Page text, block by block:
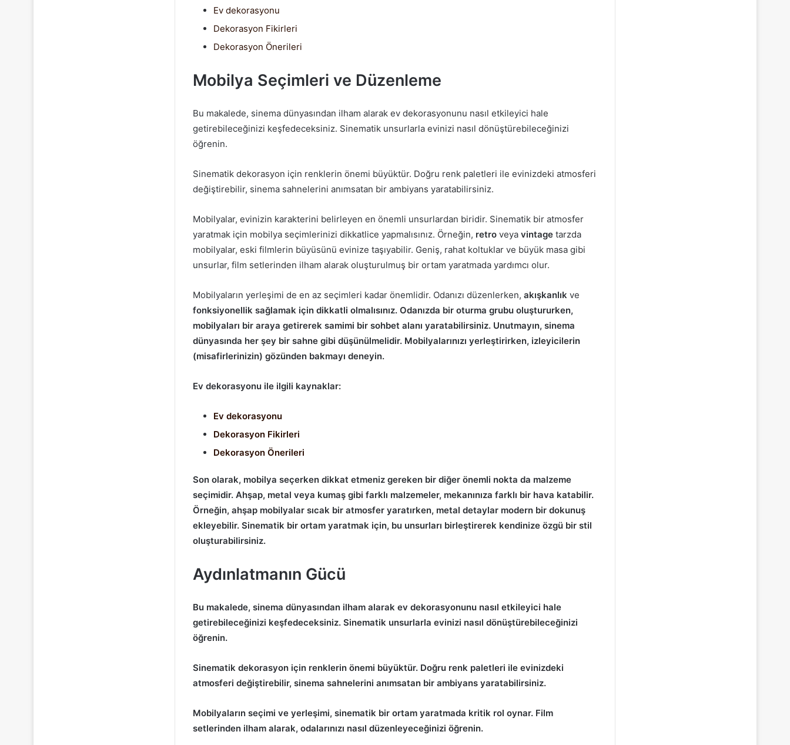
Ev dekorasyonu
Dekorasyon Fikirleri
Dekorasyon Önerileri
Mobilya Seçimleri ve Düzenleme
Bu makalede, sinema dünyasından ilham alarak ev dekorasyonunu nasıl etkileyici hale
getirebileceğinizi keşfedeceksiniz. Sinematik unsurlarla evinizi nasıl dönüştürebileceğinizi
öğrenin.
Sinematik dekorasyon için renklerin önemi büyüktür. Doğru renk paletleri ile evinizdeki atmosferi
değiştirebilir, sinema sahnelerini anımsatan bir ambiyans yaratabilirsiniz.
Mobilyalar, evinizin karakterini belirleyen en önemli unsurlardan biridir. Sinematik bir atmosfer
yaratmak için mobilya seçimlerinizi dikkatlice yapmalısınız. Örneğin, retro veya vintage tarzda
mobilyalar, eski filmlerin büyüsünü evinize taşıyabilir. Geniş, rahat koltuklar ve büyük masa gibi
unsurlar, film setlerinden ilham alarak oluşturulmuş bir ortam yaratmada yardımcı olur.
Mobilyaların yerleşimi de en az seçimleri kadar önemlidir. Odanızı düzenlerken, akışkanlık ve
fonksiyonellik sağlamak için dikkatli olmalısınız. Odanızda bir oturma grubu oluştururken,
mobilyaları bir araya getirerek samimi bir sohbet alanı yaratabilirsiniz. Unutmayın, sinema
dünyasında her şey bir sahne gibi düşünülmelidir. Mobilyalarınızı yerleştirirken, izleyicilerin
(misafirlerinizin) gözünden bakmayı deneyin.
Ev dekorasyonu ile ilgili kaynaklar:
Ev dekorasyonu
Dekorasyon Fikirleri
Dekorasyon Önerileri
Son olarak, mobilya seçerken dikkat etmeniz gereken bir diğer önemli nokta da malzeme
seçimidir. Ahşap, metal veya kumaş gibi farklı malzemeler, mekanınıza farklı bir hava katabilir.
Örneğin, ahşap mobilyalar sıcak bir atmosfer yaratırken, metal detaylar modern bir dokunuş
ekleyebilir. Sinematik bir ortam yaratmak için, bu unsurları birleştirerek kendinize özgü bir stil
oluşturabilirsiniz.
Aydınlatmanın Gücü
Bu makalede, sinema dünyasından ilham alarak ev dekorasyonunu nasıl etkileyici hale
getirebileceğinizi keşfedeceksiniz. Sinematik unsurlarla evinizi nasıl dönüştürebileceğinizi
öğrenin.
Sinematik dekorasyon için renklerin önemi büyüktür. Doğru renk paletleri ile evinizdeki
atmosferi değiştirebilir, sinema sahnelerini anımsatan bir ambiyans yaratabilirsiniz.
Mobilyaların seçimi ve yerleşimi, sinematik bir ortam yaratmada kritik rol oynar. Film
setlerinden ilham alarak, odalarınızı nasıl düzenleyeceğinizi öğrenin.